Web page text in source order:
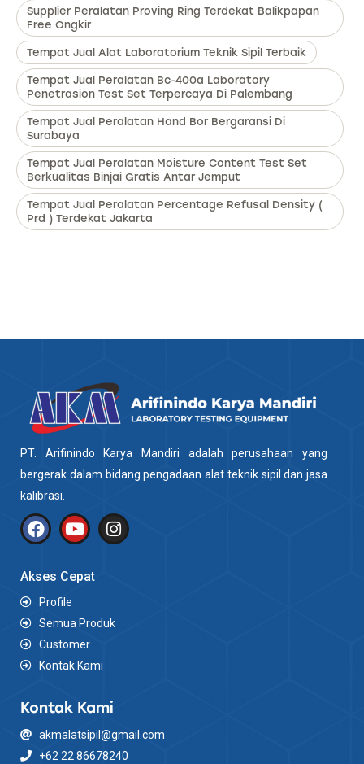
Supplier Peralatan Proving Ring Terdekat Balikpapan
Free Ongkir
Tempat Jual Alat Laboratorium Teknik Sipil Terbaik
Tempat Jual Peralatan Bc-400a Laboratory
Penetrasion Test Set Terpercaya Di Palembang
Tempat Jual Peralatan Hand Bor Bergaransi Di
Surabaya
Tempat Jual Peralatan Moisture Content Test Set
Berkualitas Binjai Gratis Antar Jemput
Tempat Jual Peralatan Percentage Refusal Density (
Prd ) Terdekat Jakarta
PT. Arifinindo Karya Mandiri adalah perusahaan yang
bergerak dalam bidang pengadaan alat teknik sipil dan jasa
kalibrasi.
Akses Cepat
Profile
Semua Produk
Customer
Kontak Kami
Kontak Kami
akmalatsipil@gmail.com
+62 22 86678240